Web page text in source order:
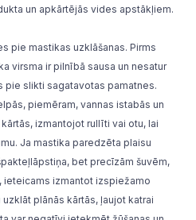
un apkārtējās vides apstākļiem.
pie mastikas uzklāšanas. Pirms
virsma ir pilnībā sausa un nesatur
pie slikti sagatavotas pamatnes.
piemēram, vannas istabās un
izmantojot rullīti vai otu, lai
Ja mastika paredzēta plaisu
, bet precīzām šuvēm,
ieteicams izmantot izspiežamo
plānās kārtās, ļaujot katrai